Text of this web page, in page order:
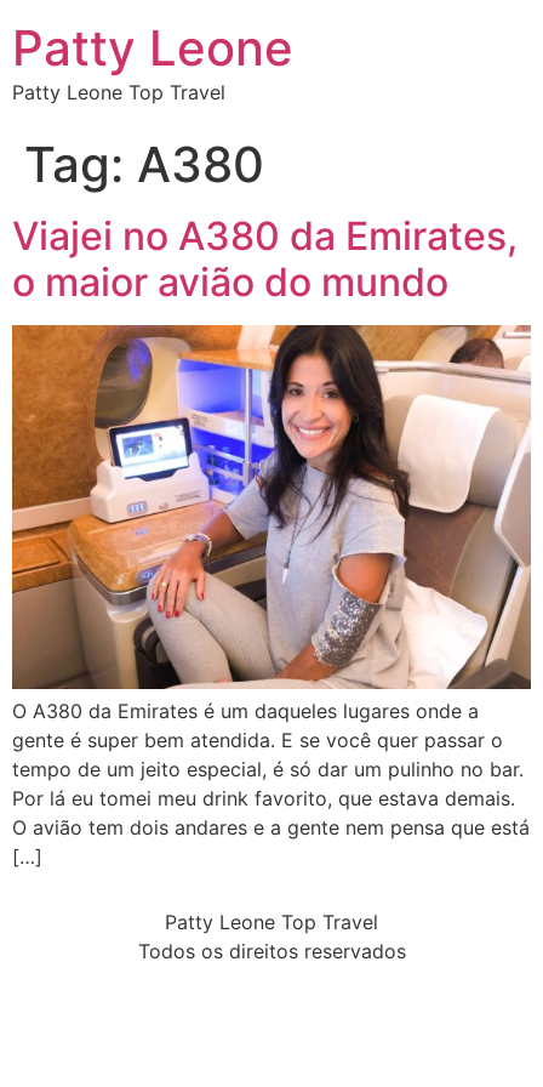
Patty Leone
Patty Leone Top Travel
Tag: A380
Viajei no A380 da Emirates,
o maior avião do mundo
O A380 da Emirates é um daqueles lugares onde a
gente é super bem atendida. E se você quer passar o
tempo de um jeito especial, é só dar um pulinho no bar.
Por lá eu tomei meu drink favorito, que estava demais.
O avião tem dois andares e a gente nem pensa que está
[…]
Patty Leone Top Travel
Todos os direitos reservados